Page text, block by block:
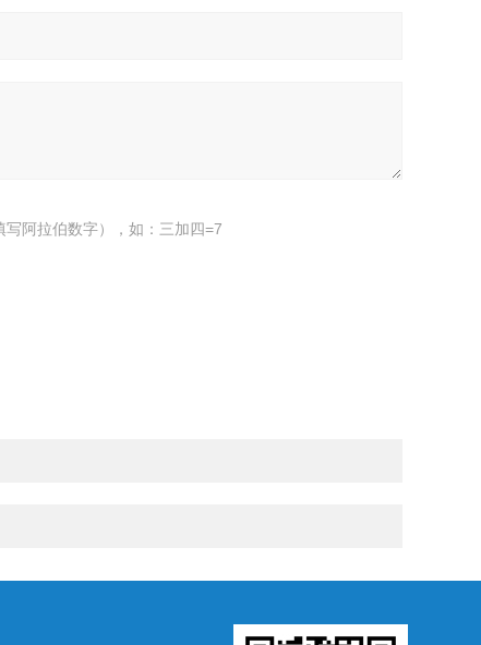
写阿拉伯数字），如：三加四=7